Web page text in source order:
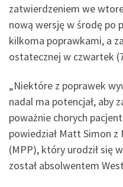
zatwierdzeniem we
nową wersję w środę po
kilkoma poprawkami, a
ostatecznej w czwartek
„Niektóre z poprawek
nadal ma potencjał, aby
poważnie chorych
powiedział Matt Simon
(MPP), który urodził się
został absolwentem